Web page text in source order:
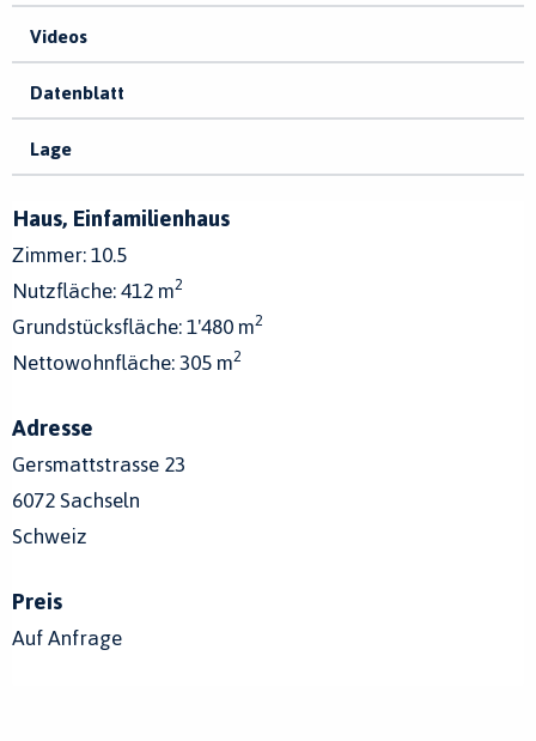
Videos
Datenblatt
Lage
Haus, Einfamilienhaus
Zimmer: 10.5
Nutzfläche: 412 m2
Grundstücksfläche: 1'480 m2
Nettowohnfläche: 305 m2
Adresse
Gersmattstrasse 23
6072 Sachseln
Schweiz
Preis
Auf Anfrage